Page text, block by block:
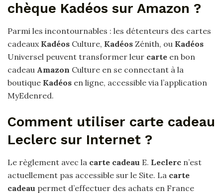
chèque Kadéos sur Amazon ?
Parmi les incontournables : les détenteurs des cartes
cadeaux Kadéos Culture, Kadéos Zénith, ou Kadéos
Universel peuvent transformer leur carte en bon
cadeau Amazon Culture en se connectant à la
boutique Kadéos en ligne, accessible via l’application
MyEdenred.
Comment utiliser carte cadeau
Leclerc sur Internet ?
Le règlement avec la carte cadeau E. Leclerc n’est
actuellement pas accessible sur le Site. La carte
cadeau permet d’effectuer des achats en France